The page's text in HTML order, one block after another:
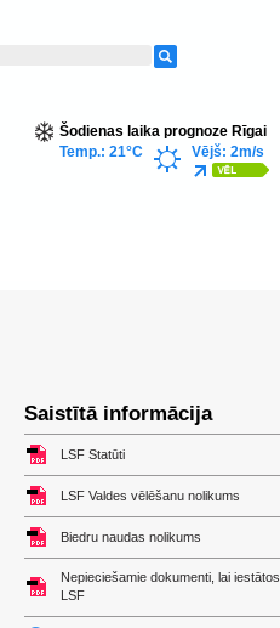
Šodienas laika prognoze Rīgai
Temp.: 21°C
Vējš: 2m/s
Saistītā informācija
LSF Statūti
LSF Valdes vēlēšanu nolikums
Biedru naudas nolikums
Nepieciešamie dokumenti, lai iestātos
LSF